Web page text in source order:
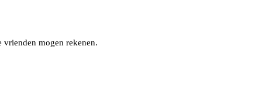
mogen rekenen.